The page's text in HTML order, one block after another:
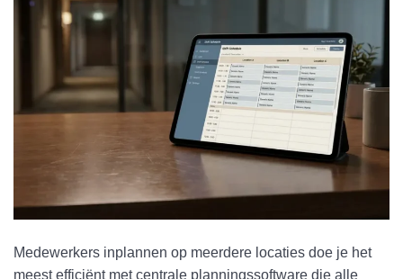
Medewerkers inplannen op meerdere locaties doe je het
meest efficiënt met centrale planningssoftware die alle